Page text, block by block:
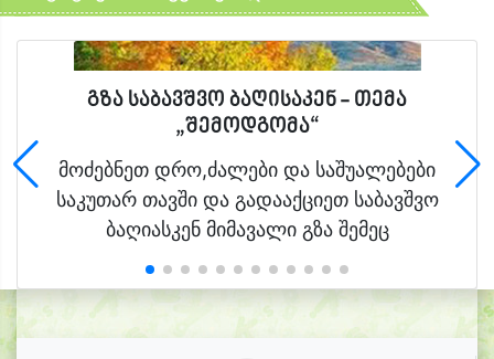
გზა საბავშვო ბაღისაკენ - თემა
„შემოდგომა“
მოძებნეთ დრო,ძალები და საშუალებები
საკუთარ თავში და გადააქციეთ საბავშვო
ბაღიასკენ მიმავალი გზა შემეც